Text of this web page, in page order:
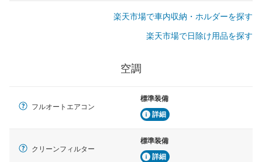
楽天市場で車内収納・ホルダーを探す
楽天市場で日除け用品を探す
空調
フルオートエアコン
標準装備
詳細
クリーンフィルター
標準装備
詳細